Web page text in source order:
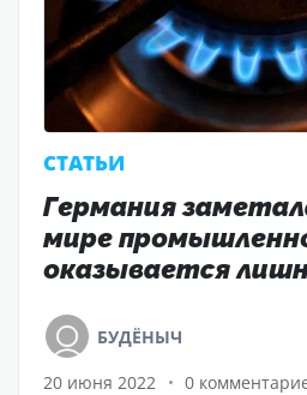
CТАТЬИ
Германия
мире
оказывается
БУДЁНЫЧ
20 июня 2022
0